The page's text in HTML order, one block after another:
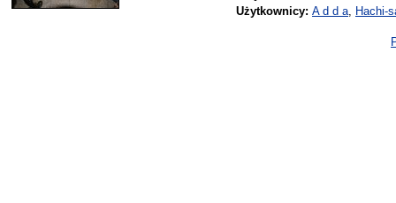
Użytkownicy: A d d a Hachi-